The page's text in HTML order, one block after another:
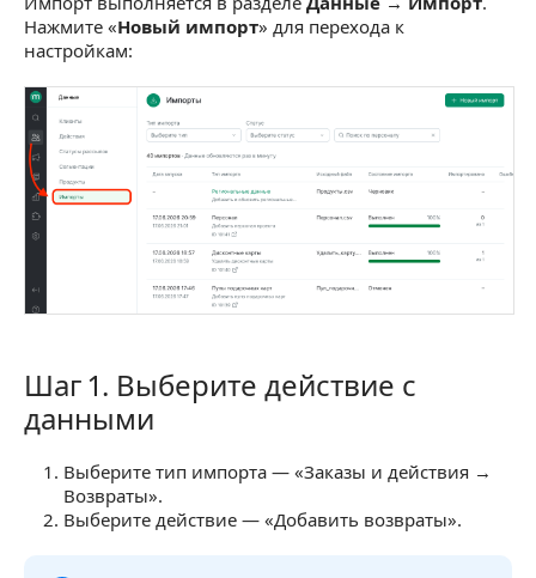
Нажмите «Новый импорт» для перехода к
настройкам:
Шаг 1. Выберите действие с данными
Шаг 1. Выберите действие с
данными
Выберите тип импорта — «Заказы и действия →
Возвраты».
Выберите действие — «Добавить возвраты».